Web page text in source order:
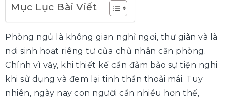
Mục Lục Bài Viết
Phòng ngủ là không gian nghỉ ngơi, thư giãn và là
nơi sinh hoạt riêng tư của chủ nhân căn phòng.
Chính vì vậy, khi thiết kế cần đảm bảo sự tiện nghi
khi sử dụng và đem lại tinh thần thoải mái. Tuy
nhiên, ngày nay con người cần nhiều hơn thế,